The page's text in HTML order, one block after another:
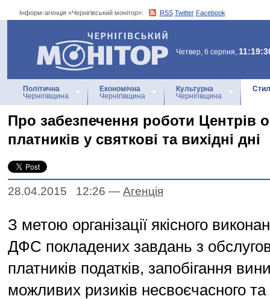
Інформ-агенція «Чернігівський монітор»: RSS Twitter Facebook
Інформ-агенція
«Чернігівський монітор»
Четвер, 6 серпня,
Політична
Чернігівщина
Економічна
Чернігівщина
Культурна
Чернігівщина
Про забезпечення роботи Центрів
платників у святкові та вихідні дні
28.04.2015 12:26 — Агенцiя
З метою організації якісного
ДФС покладених завдань з
платників податків, запобігання
можливих ризиків несвоєчасного та